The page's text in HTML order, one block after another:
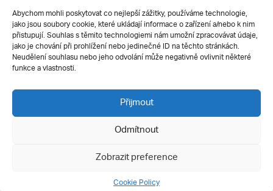
Abychom mohli poskytovat co nejlepší zážitky, používáme technologie,
jako jsou soubory cookie, které ukládají informace o zařízení a/nebo k nim
přistupují. Souhlas s těmito technologiemi nám umožní zpracovávat údaje,
jako je chování při prohlížení nebo jedinečné ID na těchto stránkách.
Neudělení souhlasu nebo jeho odvolání může negativně ovlivnit některé
funkce a vlastnosti.
Přijmout
Odmítnout
Zobrazit preference
Cookie Policy
Silverius
Pro uchazeče
Přijímací řízení
E-prihlaska
Přípravné kurzy
Ochrana soukromí
Všechna práva vyhrazena